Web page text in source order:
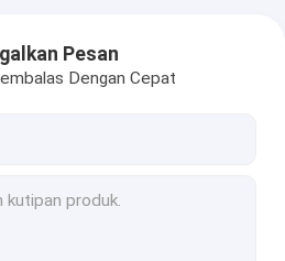
Pesan
Dengan Cepat